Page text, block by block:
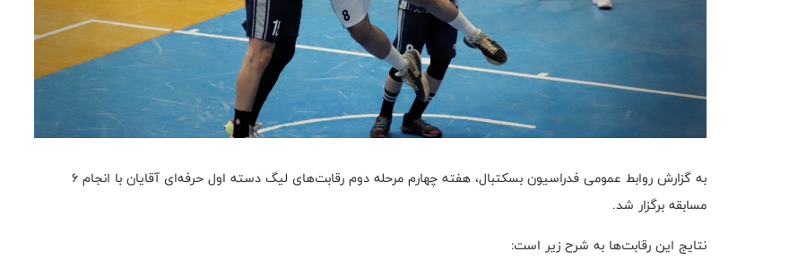
به گزارش روابط عمومی فدراسیون بسکتبال، هفته چهارم مرحله دوم رقابت‌های لیگ دسته اول حرفه‌ای آقایان با انجام ۶
مسابقه برگزار شد.
نتایج این رقابت‌ها به شرح زیر است: